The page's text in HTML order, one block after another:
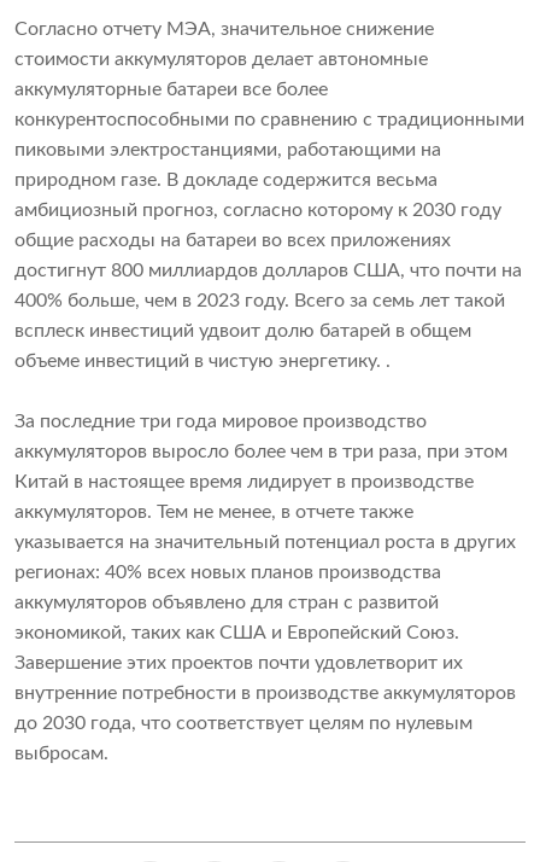
Согласно отчету МЭА, значительное снижение
стоимости аккумуляторов делает автономные
аккумуляторные батареи все более
конкурентоспособными по сравнению с традиционными
пиковыми электростанциями, работающими на
природном газе. В докладе содержится весьма
амбициозный прогноз, согласно которому к 2030 году
общие расходы на батареи во всех приложениях
достигнут 800 миллиардов долларов США, что почти на
400% больше, чем в 2023 году. Всего за семь лет такой
всплеск инвестиций удвоит долю батарей в общем
объеме инвестиций в чистую энергетику. .
За последние три года мировое производство
аккумуляторов выросло более чем в три раза, при этом
Китай в настоящее время лидирует в производстве
аккумуляторов. Тем не менее, в отчете также
указывается на значительный потенциал роста в других
регионах: 40% всех новых планов производства
аккумуляторов объявлено для стран с развитой
экономикой, таких как США и Европейский Союз.
Завершение этих проектов почти удовлетворит их
внутренние потребности в производстве аккумуляторов
до 2030 года, что соответствует целям по нулевым
выбросам.